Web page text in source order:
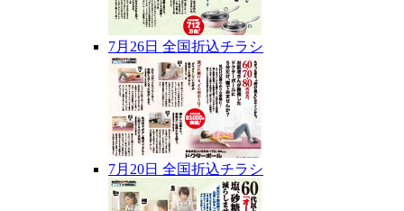
7月26日 全国折込チラシ
7月20日 全国折込チラシ